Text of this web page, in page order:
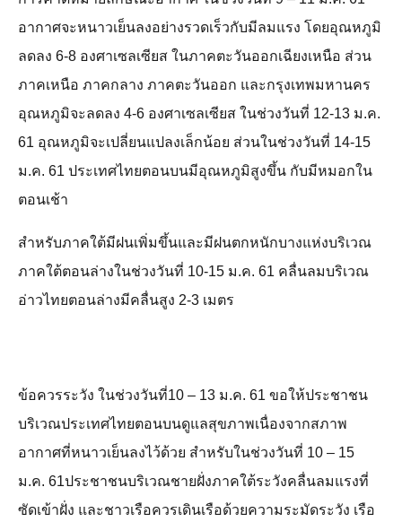
อากาศจะหนาวเย็นลงอย่างรวดเร็วกับมีลมแรง โดยอุณหภูมิ
ลดลง 6-8 องศาเซลเซียส ในภาคตะวันออกเฉียงเหนือ ส่วน
ภาคเหนือ ภาคกลาง ภาคตะวันออก และกรุงเทพมหานคร
อุณหภูมิจะลดลง 4-6 องศาเซลเซียส ในช่วงวันที่ 12-13 ม.ค.
61 อุณหภูมิจะเปลี่ยนแปลงเล็กน้อย ส่วนในช่วงวันที่ 14-15
ม.ค. 61 ประเทศไทยตอนบนมีอุณหภูมิสูงขึ้น กับมีหมอกใน
ตอนเช้า
สำหรับภาคใต้มีฝนเพิ่มขึ้นและมีฝนตกหนักบางแห่งบริเวณ
ภาคใต้ตอนล่างในช่วงวันที่ 10-15 ม.ค. 61 คลื่นลมบริเวณ
อ่าวไทยตอนล่างมีคลื่นสูง 2-3 เมตร
ข้อควรระวัง ในช่วงวันที่10 – 13 ม.ค. 61 ขอให้ประชาชน
บริเวณประเทศไทยตอนบนดูแลสุขภาพเนื่องจากสภาพ
อากาศที่หนาวเย็นลงไว้ด้วย สำหรับในช่วงวันที่ 10 – 15
ม.ค. 61ประชาชนบริเวณชายฝั่งภาคใต้ระวังคลื่นลมแรงที่
ซัดเข้าฝั่ง และชาวเรือควรเดินเรือด้วยความระมัดระวัง เรือ